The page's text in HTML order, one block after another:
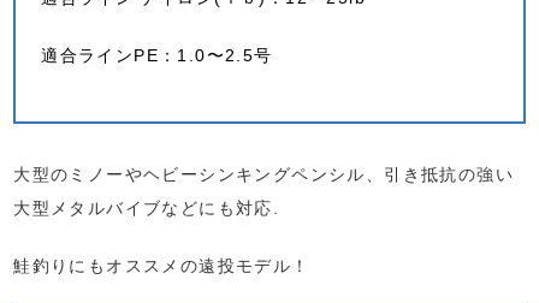
適合ラインPE：1.0〜2.5号
大型のミノーやヘビーシンキングペンシル、引き抵抗の強い
大型メタルバイブなどにも対応.
鮭釣りにもオススメの遠投モデル！